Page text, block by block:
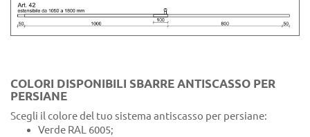
COLORI DISPONIBILI SBARRE ANTISCASSO PER
PERSIANE
Scegli il colore del tuo sistema antiscasso per persiane:
Verde RAL 6005;